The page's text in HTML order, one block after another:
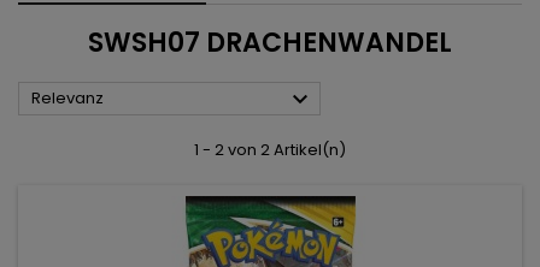
SWSH07 DRACHENWANDEL
Relevanz 
1 - 2 von 2 Artikel(n)